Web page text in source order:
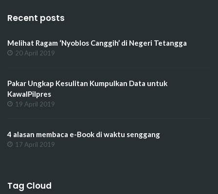
Recent posts
Melihat Ragam ‘Nyoblos Canggih’ di Negeri Tetangga
20 April 2019
Pakar Ungkap Kesulitan Kumpulkan Data untuk
KawalPilpres
19 April 2019
4 alasan membaca e-Book di waktu senggang
17 April 2019
Tag Cloud